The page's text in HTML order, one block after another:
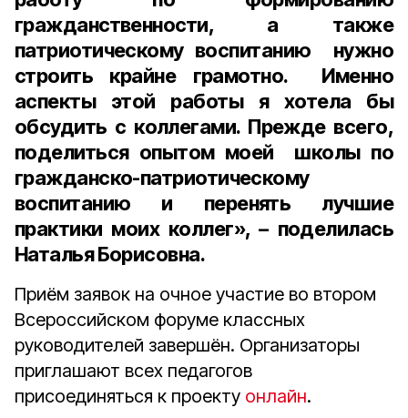
гражданственности, а также
патриотическому воспитанию нужно
строить крайне грамотно. Именно
аспекты этой работы я хотела бы
обсудить с коллегами. Прежде всего,
поделиться опытом моей школы по
гражданско-патриотическому
воспитанию и перенять лучшие
практики моих коллег», – поделилась
Наталья Борисовна.
Приём заявок на очное участие во втором
Всероссийском форуме классных
руководителей завершён. Организаторы
приглашают всех педагогов
присоединяться к проекту онлайн.